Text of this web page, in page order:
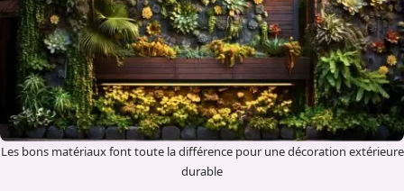
Les bons matériaux font toute la différence pour une décoration extérieure
durable